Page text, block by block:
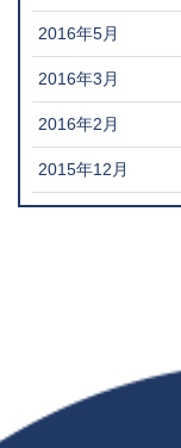
2016年5月
2016年3月
2016年2月
2015年12月